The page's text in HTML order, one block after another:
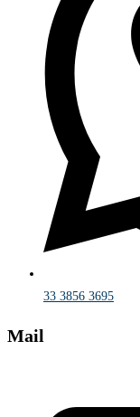
33 3856 3695
Mail